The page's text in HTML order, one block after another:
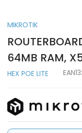
MIKROTIK
64MB RAM,
HEX POE LITE EAN13: